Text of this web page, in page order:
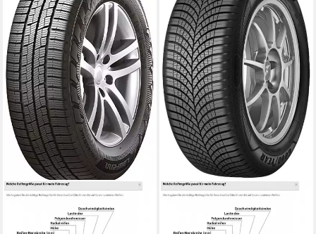
LAUFENN
Laufenn Ganzjahresreifen
LAUFENN
GOODYEAR
Ganzjahresreifen VECTOR
4SEAS.GEN-3, in